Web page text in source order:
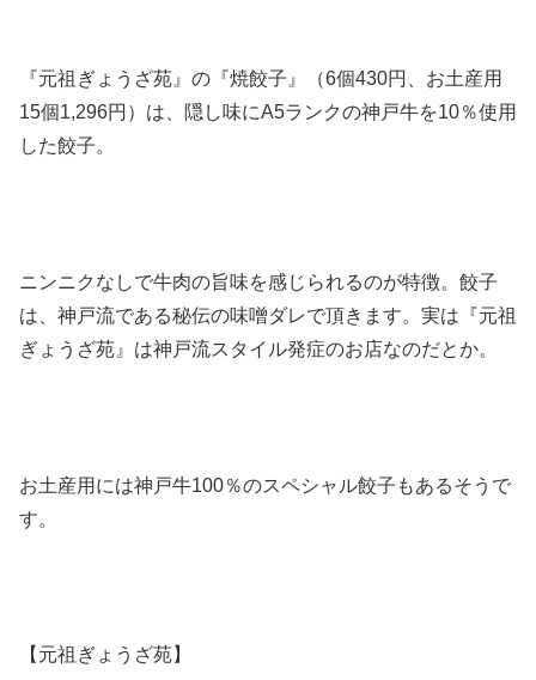
『元祖ぎょうざ苑』の『焼餃子』（6個430円、お土産用
15個1,296円）は、隠し味にA5ランクの神戸牛を10％使用
した餃子。
ニンニクなしで牛肉の旨味を感じられるのが特徴。餃子
は、神戸流である秘伝の味噌ダレで頂きます。実は『元祖
ぎょうざ苑』は神戸流スタイル発症のお店なのだとか。
お土産用には神戸牛100％のスペシャル餃子もあるそうで
す。
【元祖ぎょうざ苑】